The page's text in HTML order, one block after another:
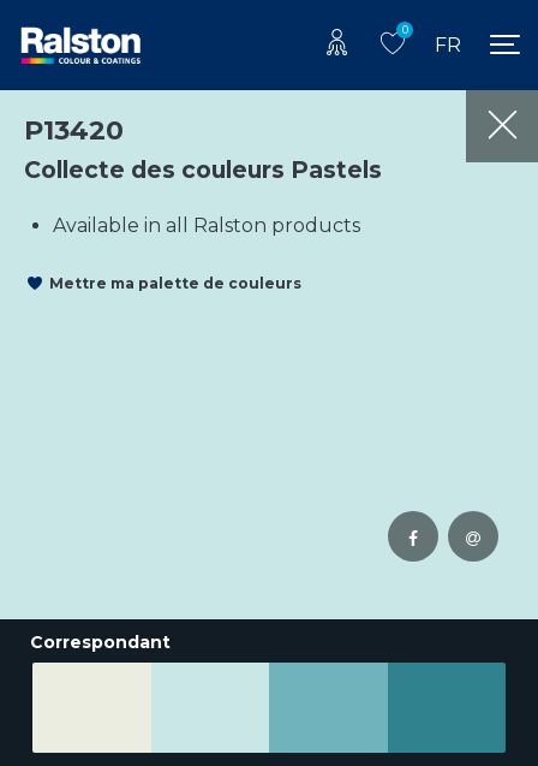
0
FR
P13420
Collecte des couleurs Pastels
Available in all Ralston products
Mettre ma palette de couleurs
Correspondant